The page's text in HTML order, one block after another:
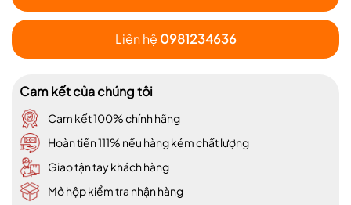
Liên hệ 0981234636
Cam kết của chúng tôi
Cam kết 100% chính hãng
Hoàn tiền 111% nếu hàng kém chất lượng
Giao tận tay khách hàng
Mở hộp kiểm tra nhận hàng